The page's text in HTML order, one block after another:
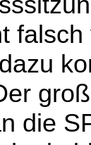
die